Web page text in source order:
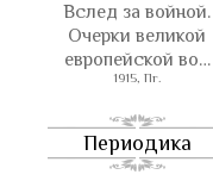
Вслед за войной.
Очерки великой
европейской во…
1915, Пг.
Периодика